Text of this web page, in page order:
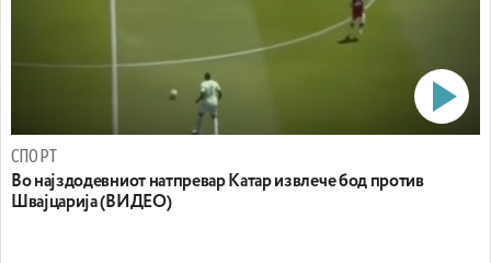
СПОРТ
Во најздодевниот натпревар Катар извлече бод против
Швајцарија (ВИДЕО)